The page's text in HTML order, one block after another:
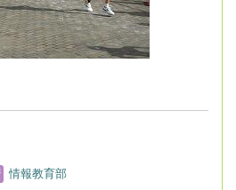
情報教育部